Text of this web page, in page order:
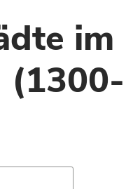
im
(1300-